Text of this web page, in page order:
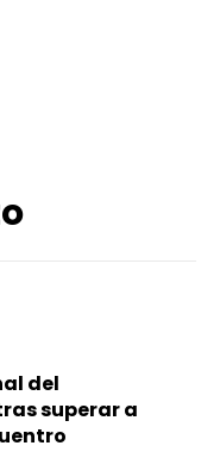
del
superar a